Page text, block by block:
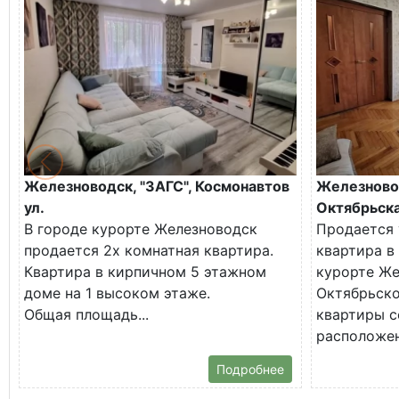
Железноводск, "ЗАГС", Космонавтов
ул.
В городе курорте Железноводск
продается 2х комнатная квартира.
Квартира в кирпичном 5 этажном
доме на 1 высоком этаже.
Общая площадь...
Подробнее
Продается
квартира
курорте
квартиры